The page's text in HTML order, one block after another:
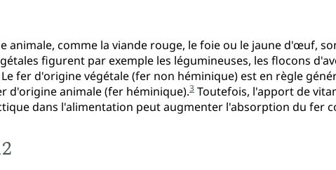
animale, comme la viande rouge, le foie ou le jaune d'œuf,
figurent par exemple les légumineuses, les flocons
fer d'origine végétale (fer non héminique) est en règle
d'origine animale (fer héminique).3 Toutefois, l'apport de
dans l'alimentation peut augmenter l'absorption du fer